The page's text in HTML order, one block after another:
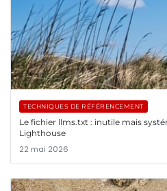
TECHNIQUES DE RÉFÉRENCEMENT
Le fichier llms.txt : inutile mais
Lighthouse
22 mai 2026